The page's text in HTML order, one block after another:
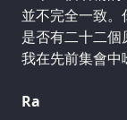
並不完全一致
是否有二十二
我在先前集會中
Ra